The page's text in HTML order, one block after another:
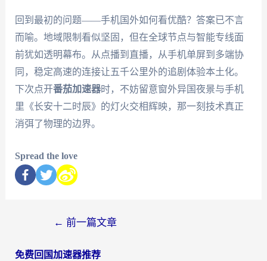
回到最初的问题——手机国外如何看优酷？答案已不言
而喻。地域限制看似坚固，但在全球节点与智能专线面
前犹如透明幕布。从点播到直播，从手机单屏到多端协
同，稳定高速的连接让五千公里外的追剧体验本土化。
下次点开番茄加速器时，不妨留意窗外异国夜景与手机
里《长安十二时辰》的灯火交相辉映，那一刻技术真正
消弭了物理的边界。
Spread the love
← 前一篇文章
免费回国加速器推荐